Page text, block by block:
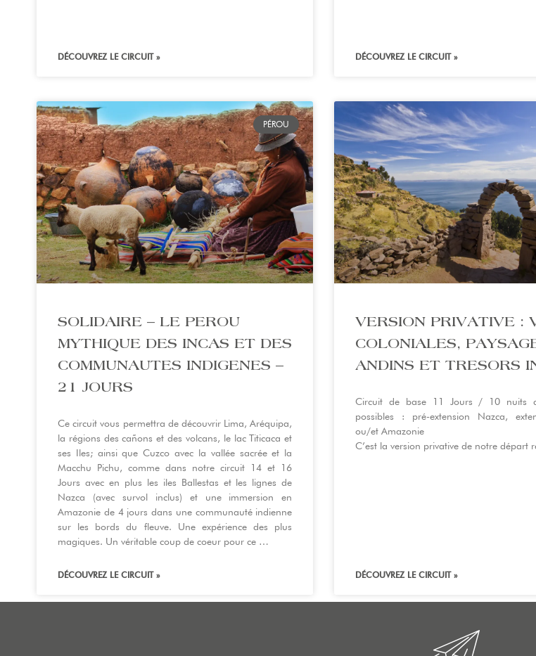
DÉCOUVREZ LE CIRCUIT » DÉCOUVREZ LE CIRCUIT »
PÉROU
SOLIDAIRE – LE PEROU
MYTHIQUE DES INCAS ET DES
COMMUNAUTES INDIGENES –
21 JOURS
Ce circuit vous permettra de découvrir Lima, Aréquipa,
la régions des cañons et des volcans, le lac Titicaca et
ses Iles; ainsi que Cuzco avec la vallée sacrée et la
Macchu Pichu, comme dans notre circuit 14 et 16
Jours avec en plus les iles Ballestas et les lignes de
Nazca (avec survol inclus) et une immersion en
Amazonie de 4 jours dans une communauté indienne
sur les bords du fleuve. Une expérience des plus
magiques. Un véritable coup de coeur pour ce …
DÉCOUVREZ LE CIRCUIT »
VERSION PRIVATIVE :
COLONIALES,
ANDINS ET TRESORS
Circuit de base 11 Jours / 10 nuits
possibles : pré-extension Nazca,
ou/et Amazonie
C’est la version privative de notre départ
DÉCOUVREZ LE CIRCUIT »